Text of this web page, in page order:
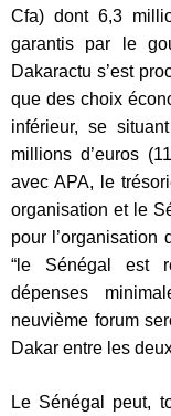
Cfa) dont 6,3
garantis par le
Dakaractu s’est
que des choix
inférieur, se
millions d’euros
avec APA, le
organisation et le
pour l’organisation
“le Sénégal est
dépenses
neuvième forum
Dakar entre les
Le Sénégal peut,